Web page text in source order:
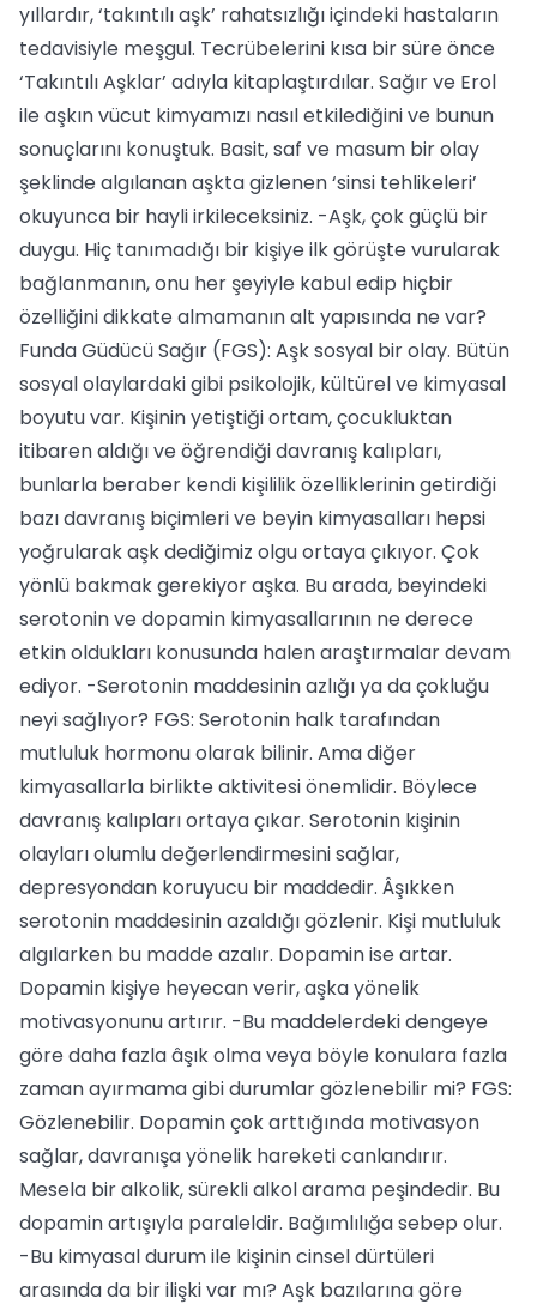
yıllardır, ‘takıntılı aşk’ rahatsızlığı içindeki hastaların
tedavisiyle meşgul. Tecrübelerini kısa bir süre önce
‘Takıntılı Aşklar’ adıyla kitaplaştırdılar. Sağır ve Erol
ile aşkın vücut kimyamızı nasıl etkilediğini ve bunun
sonuçlarını konuştuk. Basit, saf ve masum bir olay
şeklinde algılanan aşkta gizlenen ‘sinsi tehlikeleri’
okuyunca bir hayli irkileceksiniz. -Aşk, çok güçlü bir
duygu. Hiç tanımadığı bir kişiye ilk görüşte vurularak
bağlanmanın, onu her şeyiyle kabul edip hiçbir
özelliğini dikkate almamanın alt yapısında ne var?
Funda Güdücü Sağır (FGS): Aşk sosyal bir olay. Bütün
sosyal olaylardaki gibi psikolojik, kültürel ve kimyasal
boyutu var. Kişinin yetiştiği ortam, çocukluktan
itibaren aldığı ve öğrendiği davranış kalıpları,
bunlarla beraber kendi kişililik özelliklerinin getirdiği
bazı davranış biçimleri ve beyin kimyasalları hepsi
yoğrularak aşk dediğimiz olgu ortaya çıkıyor. Çok
yönlü bakmak gerekiyor aşka. Bu arada, beyindeki
serotonin ve dopamin kimyasallarının ne derece
etkin oldukları konusunda halen araştırmalar devam
ediyor. -Serotonin maddesinin azlığı ya da çokluğu
neyi sağlıyor? FGS: Serotonin halk tarafından
mutluluk hormonu olarak bilinir. Ama diğer
kimyasallarla birlikte aktivitesi önemlidir. Böylece
davranış kalıpları ortaya çıkar. Serotonin kişinin
olayları olumlu değerlendirmesini sağlar,
depresyondan koruyucu bir maddedir. Âşıkken
serotonin maddesinin azaldığı gözlenir. Kişi mutluluk
algılarken bu madde azalır. Dopamin ise artar.
Dopamin kişiye heyecan verir, aşka yönelik
motivasyonunu artırır. -Bu maddelerdeki dengeye
göre daha fazla âşık olma veya böyle konulara fazla
zaman ayırmama gibi durumlar gözlenebilir mi? FGS:
Gözlenebilir. Dopamin çok arttığında motivasyon
sağlar, davranışa yönelik hareketi canlandırır.
Mesela bir alkolik, sürekli alkol arama peşindedir. Bu
dopamin artışıyla paraleldir. Bağımlılığa sebep olur.
-Bu kimyasal durum ile kişinin cinsel dürtüleri
arasında da bir ilişki var mı? Aşk bazılarına göre